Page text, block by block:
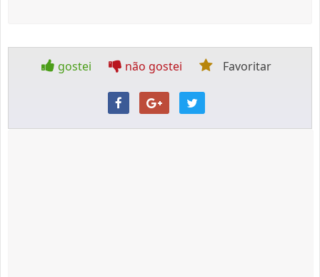
gostei não gostei Favoritar